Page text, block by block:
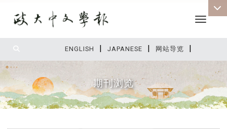
ENGLISH | JAPANESE | 网站导览 |
Toggle
期刊浏览